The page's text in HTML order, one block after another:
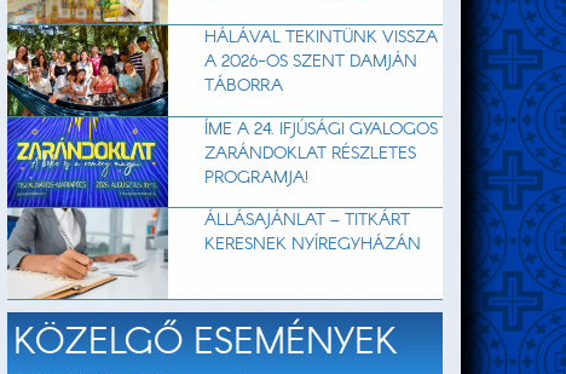
HÁLÁVAL TEKINTÜNK VISSZA
A 2026-OS SZENT DAMJÁN
TÁBORRA
ÍME A 24. IFJÚSÁGI GYALOGOS
ZARÁNDOKLAT RÉSZLETES
PROGRAMJA!
ÁLLÁSAJÁNLAT – TITKÁRT
KERESNEK NYÍREGYHÁZÁN
KÖZELGŐ ESEMÉNYEK